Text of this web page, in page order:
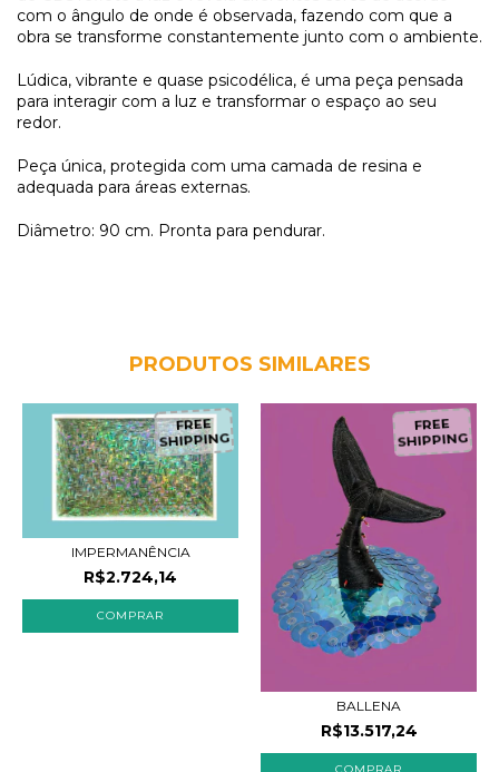
com o ângulo de onde é observada, fazendo com que a
obra se transforme constantemente junto com o ambiente.
Lúdica, vibrante e quase psicodélica, é uma peça pensada
para interagir com a luz e transformar o espaço ao seu
redor.
Peça única, protegida com uma camada de resina e
adequada para áreas externas.
Diâmetro: 90 cm. Pronta para pendurar.
PRODUTOS SIMILARES
FREE
SHIPPING
IMPERMANÊNCIA
R$2.724,14
FREE
SHIPPING
BALLENA
R$13.517,24